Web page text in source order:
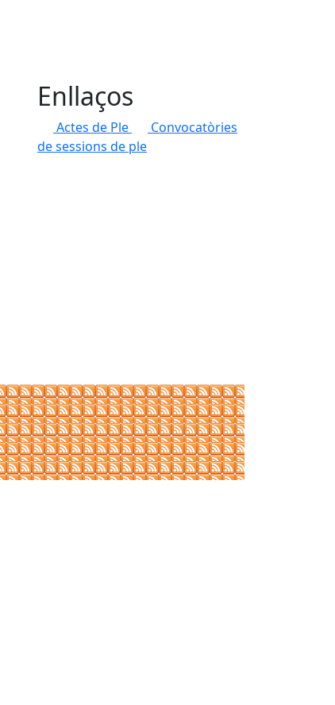
Enllaços
Actes de Ple
Convocatòries
de sessions de ple